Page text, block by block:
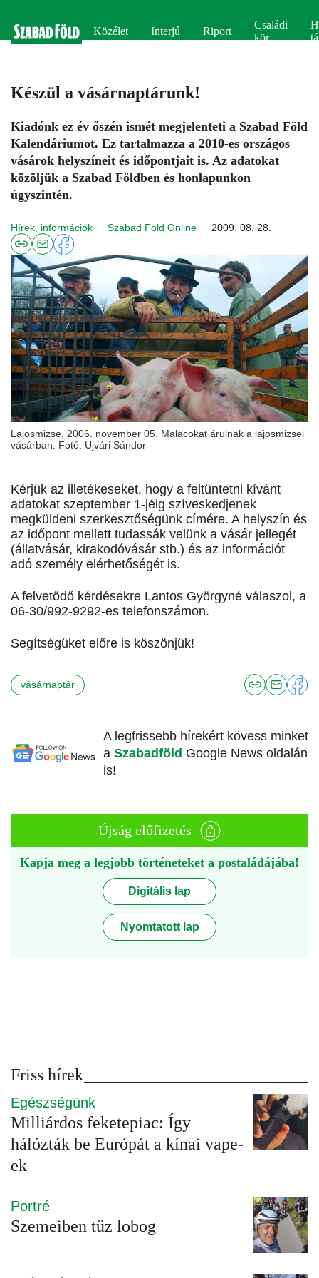
Közélet Interjú Riport
Családi
kör
Készül a vásárnaptárunk!
Kiadónk ez év őszén ismét megjelenteti a Szabad Föld
Kalendáriumot. Ez tartalmazza a 2010-es országos
vásárok helyszíneit és időpontjait is. Az adatokat
közöljük a Szabad Földben és honlapunkon
úgyszintén.
Hírek, információk Szabad Föld Online 2009. 08. 28.
Lajosmizse, 2006. november 05. Malacokat árulnak a lajosmizsei
vásárban. Fotó: Ujvári Sándor
Kérjük az illetékeseket, hogy a feltüntetni kívánt
adatokat szeptember 1-jéig szíveskedjenek
megküldeni szerkesztőségünk címére. A helyszín és
az időpont mellett tudassák velünk a vásár jellegét
(állatvásár, kirakodóvásár stb.) és az információt
adó személy elérhetőségét is.
A felvetődő kérdésekre Lantos Györgyné válaszol, a
06-30/992-9292-es telefonszámon.
Segítségüket előre is köszönjük!
vásárnaptár
A legfrissebb hírekért kövess minket
a Szabadföld Google News oldalán
is!
Újság előfizetés
Kapja meg a legjobb történeteket a postaládájába!
Digitális lap
Nyomtatott lap
Friss hírek
Egészségünk
Milliárdos feketepiac: Így
hálózták be Európát a kínai vape-
ek
Portré
Szemeiben tűz lobog